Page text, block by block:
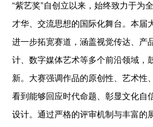
“紫艺奖”自创立以来，始终致力于为
才华、交流思想的国际化舞台。本届
进一步拓宽赛道，涵盖视觉传达、产
计、数字媒体艺术等多个前沿领域，
新。大赛强调作品的原创性、艺术性
看到能够回应时代命题、彰显文化自
设计。通过严格的评审机制与丰富的